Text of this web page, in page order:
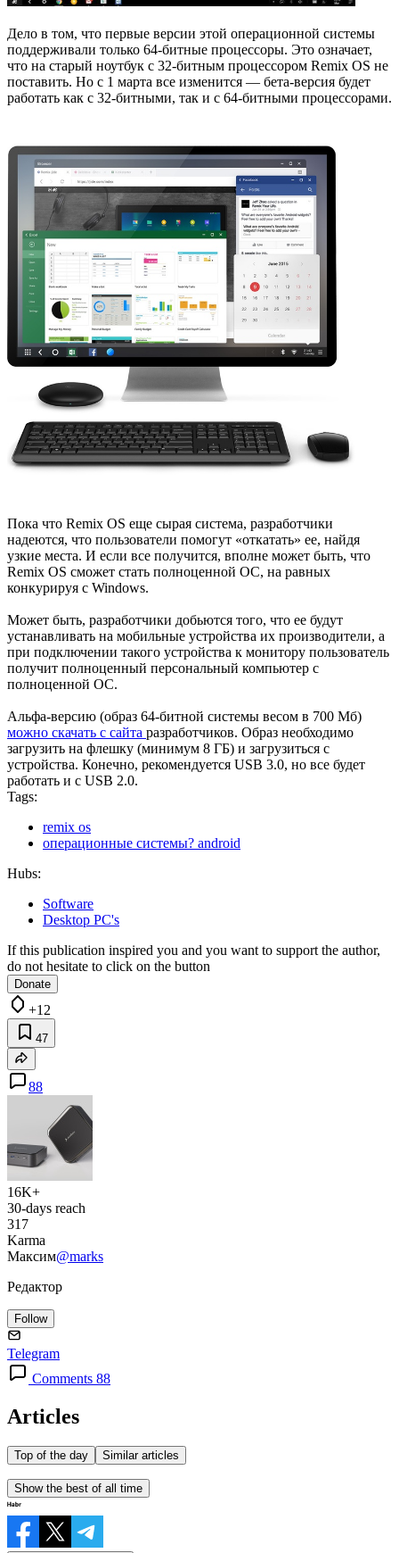
Дело в том, что первые версии этой операционной системы
поддерживали только 64-битные процессоры. Это означает,
что на старый ноутбук с 32-битным процессором Remix OS не
поставить. Но с 1 марта все изменится — бета-версия будет
работать как с 32-битными, так и с 64-битными процессорами.
Пока что Remix OS еще сырая система, разработчики
надеются, что пользователи помогут «откатать» ее, найдя
узкие места. И если все получится, вполне может быть, что
Remix OS сможет стать полноценной ОС, на равных
конкурируя с Windows.
Может быть, разработчики добьются того, что ее будут
устанавливать на мобильные устройства их производители, а
при подключении такого устройства к монитору пользователь
получит полноценный персональный компьютер с
полноценной ОС.
Альфа-версию (образ 64-битной системы весом в 700 Мб)
можно скачать с сайта разработчиков. Образ необходимо
загрузить на флешку (минимум 8 ГБ) и загрузиться с
устройства. Конечно, рекомендуется USB 3.0, но все будет
работать и с USB 2.0.
Tags:
remix os
операционные системы? android
Hubs:
Software
Desktop PC's
If this publication inspired you and you want to support the author,
do not hesitate to click on the button
Donate
+12
47
88
16K+
30-days reach
317
Karma
Максим@marks
Редактор
Follow
Telegram
Comments 88
Articles
Top of the day Similar articles
Show the best of all time